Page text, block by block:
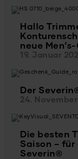
Hallo
neue
19. Januar
Der
24. November
Die besten
Saison –
Severin®